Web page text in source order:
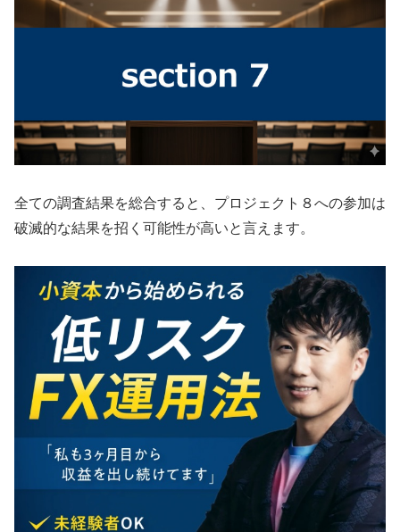
全ての調査結果を総合すると、プロジェクト８への参加は
破滅的な結果を招く可能性が高いと言えます。